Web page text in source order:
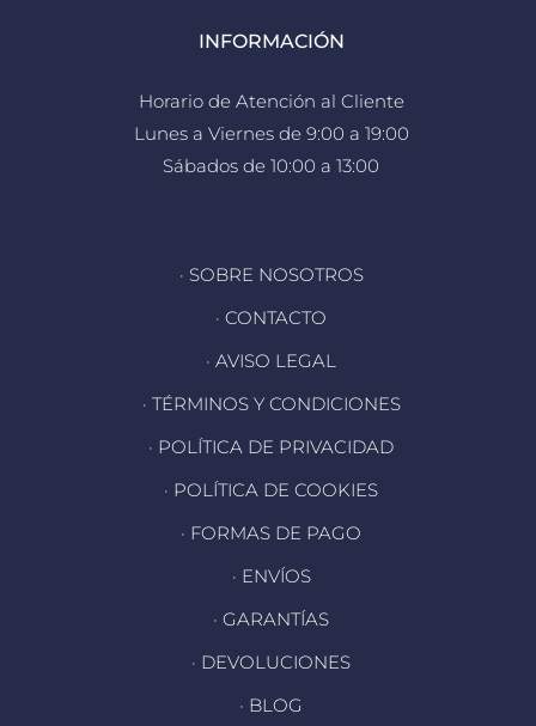
INFORMACIÓN
Horario de Atención al Cliente
Lunes a Viernes de 9:00 a 19:00
Sábados de 10:00 a 13:00
· SOBRE NOSOTROS
· CONTACTO
· AVISO LEGAL
· TÉRMINOS Y CONDICIONES
· POLÍTICA DE PRIVACIDAD
· POLÍTICA DE COOKIES
· FORMAS DE PAGO
· ENVÍOS
· GARANTÍAS
· DEVOLUCIONES
· BLOG